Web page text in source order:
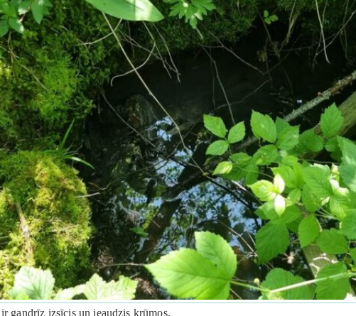
gandrīz izsīcis un ieaudzis krūmos.